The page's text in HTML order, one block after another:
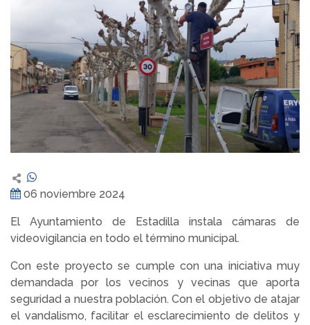
06 noviembre 2024
El Ayuntamiento de Estadilla instala cámaras de
videovigilancia en todo el término municipal.
Con este proyecto se cumple con una iniciativa muy
demandada por los vecinos y vecinas que aporta
seguridad a nuestra población. Con el objetivo de atajar
el vandalismo, facilitar el esclarecimiento de delitos y